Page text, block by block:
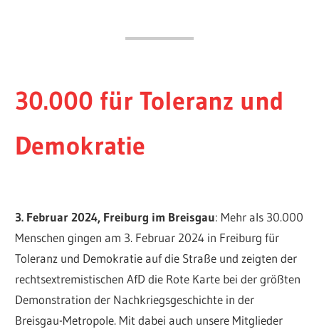
30.000 für Toleranz und
Demokratie
3. Februar 2024, Freiburg im Breisgau: Mehr als 30.000
Menschen gingen am 3. Februar 2024 in Freiburg für
Toleranz und Demokratie auf die Straße und zeigten der
rechtsextremistischen AfD die Rote Karte bei der größten
Demonstration der Nachkriegsgeschichte in der
Breisgau-Metropole. Mit dabei auch unsere Mitglieder